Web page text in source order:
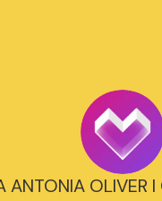
ANTONIA OLIVER